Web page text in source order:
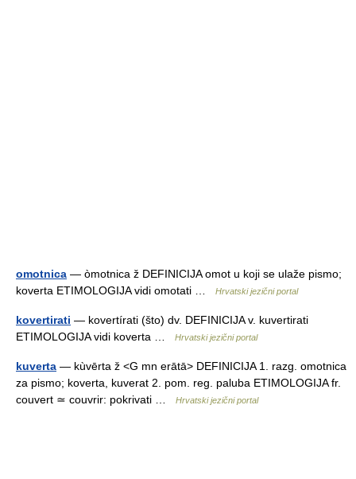
omotnica — òmotnica ž DEFINICIJA omot u koji se ulaže pismo;
koverta ETIMOLOGIJA vidi omotati …
Hrvatski jezični portal
kovertirati — kovertírati (što) dv. DEFINICIJA v. kuvertirati
ETIMOLOGIJA vidi koverta …
Hrvatski jezični portal
kuverta — kùvērta ž <G mn erātā> DEFINICIJA 1. razg. omotnica
za pismo; koverta, kuverat 2. pom. reg. paluba ETIMOLOGIJA fr.
couvert ≃ couvrir: pokrivati …
Hrvatski jezični portal